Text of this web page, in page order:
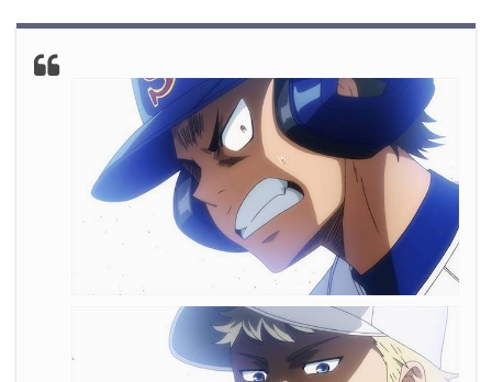
3.『ダイヤのA actⅡ』第16話で判明したこと
『ダイヤのA actⅡ』今後の考察
成宮の仕上がり具合は！？
『ダイヤのA actⅡ』第16話あらすじ・ネタバレ感想ま